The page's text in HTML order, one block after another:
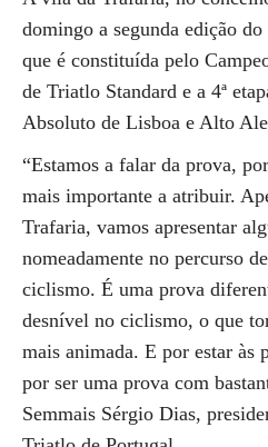
domingo a segunda edição
que é constituída pelo
de Triatlo Standard e a 4ª
Absoluto de Lisboa e Alto
“Estamos a falar da prova,
mais importante a atribuir.
Trafaria, vamos apresentar
nomeadamente no percurso
ciclismo. É uma prova
desnível no ciclismo, o que
mais animada. E por estar às
por ser uma prova com
Semmais Sérgio Dias,